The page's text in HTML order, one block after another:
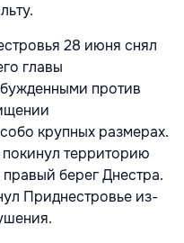
28 июня снял
главы
против
крупных размерах.
территорию
берег Днестра.
Приднестровье из-